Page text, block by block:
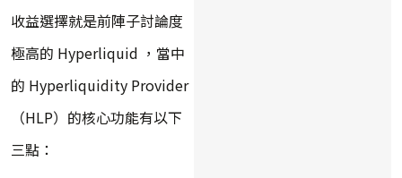
收益選擇就是前陣子討論度
極高的 Hyperliquid ，當中
的 Hyperliquidity Provider
（HLP）的核心功能有以下
三點：